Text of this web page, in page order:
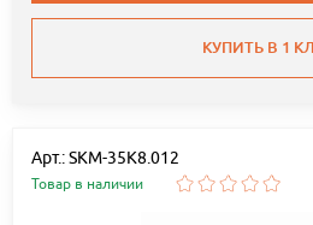
КУПИТЬ В 1
Арт.: SKM-35K8.012
Товар в наличии